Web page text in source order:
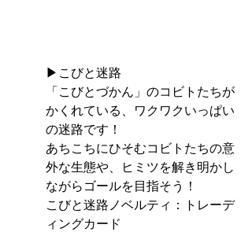
▶こびと迷路
「こびとづかん」のコビトたちが
かくれている、ワクワクいっぱい
の迷路です！
あちこちにひそむコビトたちの意
外な生態や、ヒミツを解き明かし
ながらゴールを目指そう！
こびと迷路ノベルティ：トレーデ
ィングカード